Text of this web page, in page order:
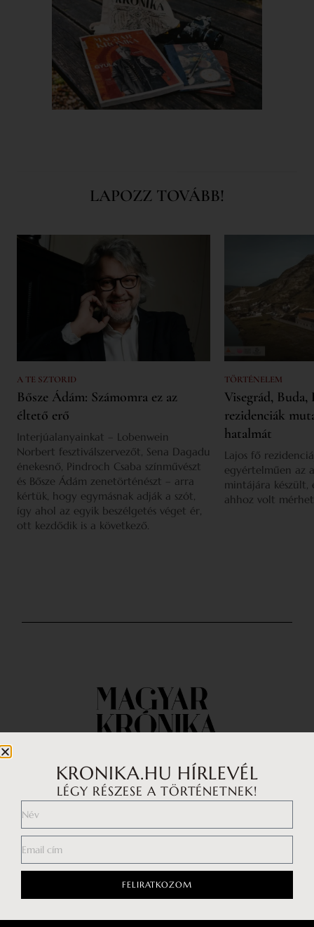
LAPOZZ TOVÁBB!
A TE SZTORID
Bősze Ádám: Számomra ez az
éltető erő
Interjúalanyainkat – Lobenwein
Norbert fesztiválszervezőt, Sena Dagadu
énekesnő, Pindroch Csaba színművészt
és Bősze Ádám zenetörténészt – arra
kértük, hogy egymásnak adják a szót,
így ahol az egyik beszélgetés véget ér,
ott kezdődik is a következő.
TÖRTÉNELEM
Visegrád,
rezidenciák
hatalmát
Lajos fő
egyértelműen az
mintájára készült,
ahhoz volt
Impresszum
Általános Szerződési Feltételek
Adatkezelési tájékoztató
KRONIKA.HU HÍRLEVÉL
LÉGY RÉSZESE A TÖRTÉNETNEK!
FELIRATKOZOM